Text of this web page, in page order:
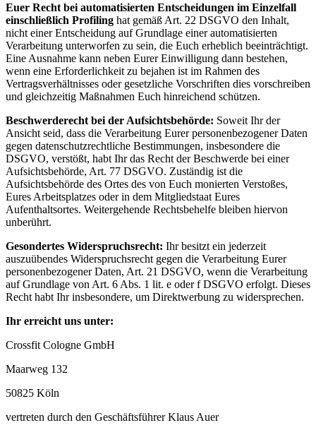
Euer Recht bei automatisierten Entscheidungen im Einzelfall
einschließlich Profiling hat gemäß Art. 22 DSGVO den Inhalt,
nicht einer Entscheidung auf Grundlage einer automatisierten
Verarbeitung unterworfen zu sein, die Euch erheblich beeinträchtigt.
Eine Ausnahme kann neben Eurer Einwilligung dann bestehen,
wenn eine Erforderlichkeit zu bejahen ist im Rahmen des
Vertragsverhältnisses oder gesetzliche Vorschriften dies vorschreiben
und gleichzeitig Maßnahmen Euch hinreichend schützen.
Beschwerderecht bei der Aufsichtsbehörde: Soweit Ihr der
Ansicht seid, dass die Verarbeitung Eurer personenbezogener Daten
gegen datenschutzrechtliche Bestimmungen, insbesondere die
DSGVO, verstößt, habt Ihr das Recht der Beschwerde bei einer
Aufsichtsbehörde, Art. 77 DSGVO. Zuständig ist die
Aufsichtsbehörde des Ortes des von Euch monierten Verstoßes,
Eures Arbeitsplatzes oder in dem Mitgliedstaat Eures
Aufenthaltsortes. Weitergehende Rechtsbehelfe bleiben hiervon
unberührt.
Gesondertes Widerspruchsrecht: Ihr besitzt ein jederzeit
auszuübendes Widerspruchsrecht gegen die Verarbeitung Eurer
personenbezogener Daten, Art. 21 DSGVO, wenn die Verarbeitung
auf Grundlage von Art. 6 Abs. 1 lit. e oder f DSGVO erfolgt. Dieses
Recht habt Ihr insbesondere, um Direktwerbung zu widersprechen.
Ihr erreicht uns unter:
Crossfit Cologne GmbH
Maarweg 132
50825 Köln
vertreten durch den Geschäftsführer Klaus Auer